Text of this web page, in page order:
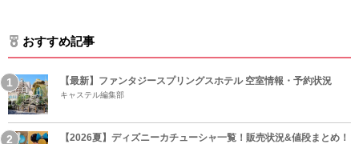
おすすめ記事
【最新】ファンタジースプリングスホテル 空室情報・予約状況
キャステル編集部
【2026夏】ディズニーカチューシャ一覧！販売状況&値段まとめ！